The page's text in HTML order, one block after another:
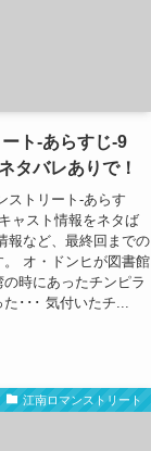
ト-あらすじ-9
タバレありで！
ストリート-あらす
ャスト情報をネタば
報など、最終回までの
オ・ドンヒが図書館
時にあったチンピラ
･･･ 気付いたチ...
江南ロマンストリート